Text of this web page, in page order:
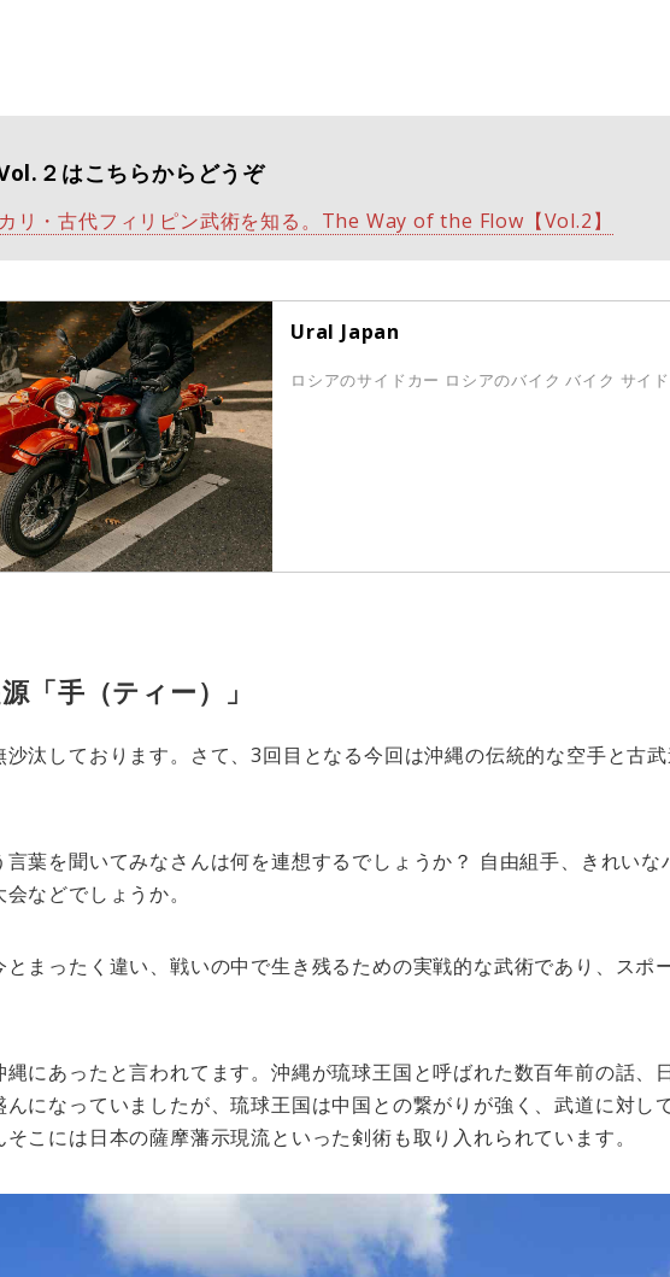
２はこちらからどうぞ
カリ・古代フィリピン武術を知る。The Way of the Flow【Vol.2】
Ural Japan
ロシアのサイドカー ロシアのバイク バイク サイ
「手（ティー）」
沙汰しております。さて、3回目となる今回は沖縄の伝統的な空手と古
言葉を聞いてみなさんは何を連想するでしょうか？ 自由組手、きれい
などでしょうか。
とまったく違い、戦いの中で生き残るための実戦的な武術であり、スポ
縄にあったと言われてます。沖縄が琉球王国と呼ばれた数百年前の話、
になっていましたが、琉球王国は中国との繋がりが強く、武道に対し
そこには日本の薩摩藩示現流といった剣術も取り入れられています。